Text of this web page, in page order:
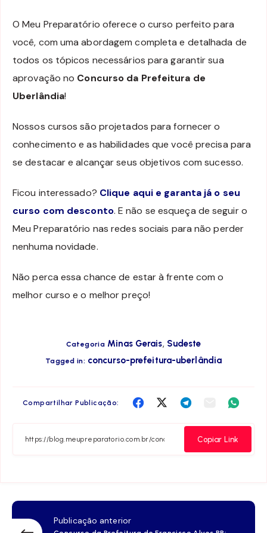
O Meu Preparatório oferece o curso perfeito para
você, com uma abordagem completa e detalhada de
todos os tópicos necessários para garantir sua
aprovação no Concurso da Prefeitura de
Uberlândia!
Nossos cursos são projetados para fornecer o
conhecimento e as habilidades que você precisa para
se destacar e alcançar seus objetivos com sucesso.
Ficou interessado? Clique aqui e garanta já o seu
curso com desconto. E não se esqueça de seguir o
Meu Preparatório nas redes sociais para não perder
nenhuma novidade.
Não perca essa chance de estar à frente com o
melhor curso e o melhor preço!
Categoria Minas Gerais, Sudeste
Tagged in: concurso-prefeitura-uberlândia
Compartilhar Publicação:
Compartilha
Facebook
CompartilhaCompartilha
Telegram
Compartilha
Email
Copiar Link
Publicação anterior